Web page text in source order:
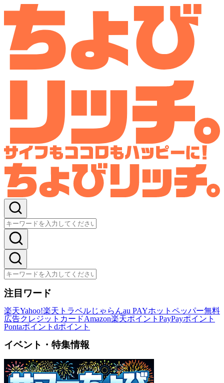
注目ワード
楽天Yahoo!楽天トラベルじゃらんau PAYホットペッパー無料
広告クレジットカードAmazon楽天ポイント PayPayポイント
Pontaポイント dポイント
イベント・特集情報